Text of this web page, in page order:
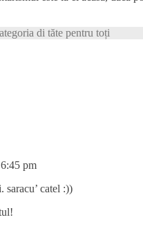
di tăte pentru toți
pm
saracu’ catel :))